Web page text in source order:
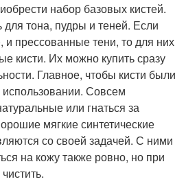
набор базовых кистей.
для тона, пудры и теней. Если
и прессованные тени, то для них
кисти. Их можно купить сразу
Главное, чтобы кисти были
Совсем
или гнаться за
мягкие синтетические
со своей задачей. С ними
на кожу также ровно, но при